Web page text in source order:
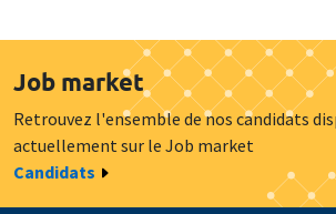
Job market
Retrouvez l'ensemble de nos candidats
actuellement sur le Job market
Candidats